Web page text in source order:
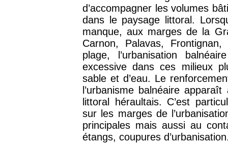
d’accompagner les volumes
dans le paysage littoral.
manque, aux marges de la
Carnon, Palavas,
plage, l’urbanisation
excessive dans ces milieux
sable et d’eau. Le
l’urbanisme balnéaire
littoral héraultais. C’est
sur les marges de
principales mais aussi au
étangs, coupures